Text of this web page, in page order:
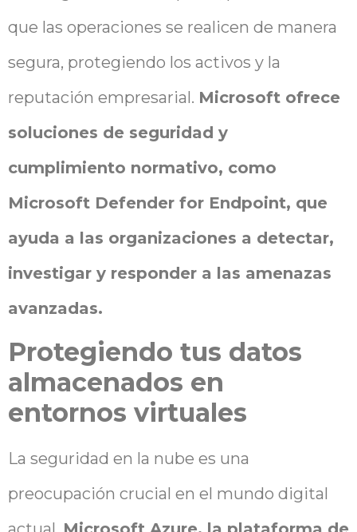
que las operaciones se realicen de manera
segura, protegiendo los activos y la
reputación empresarial. Microsoft ofrece
soluciones de seguridad y
cumplimiento normativo, como
Microsoft Defender for Endpoint, que
ayuda a las organizaciones a detectar,
investigar y responder a las amenazas
avanzadas.
Protegiendo tus datos
almacenados en
entornos virtuales
La seguridad en la nube es una
preocupación crucial en el mundo digital